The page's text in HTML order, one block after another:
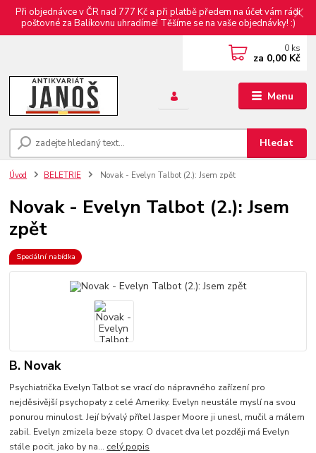
Při objednávce v ČR nad 777 Kč a při platbě předem na účet vám rádi
poštovné za Balíkovnu uhradíme! Těšíme se na vaše objednávky! :)
Menu
Hledat
0 ks
za 0,00 Kč
Úvod BELETRIE Novak - Evelyn Talbot (2.): Jsem zpět
Novak - Evelyn Talbot (2.): Jsem
zpět
Speciální nabídka
B. Novak
Psychiatrička Evelyn Talbot se vrací do nápravného zařízení pro
nejděsivější psychopaty z celé Ameriky. Evelyn neustále myslí na svou
ponurou minulost. Její bývalý přítel Jasper Moore ji unesl, mučil a málem
zabil. Evelyn zmizela beze stopy. O dvacet dva let později má Evelyn
stále pocit, jako by na... celý popis